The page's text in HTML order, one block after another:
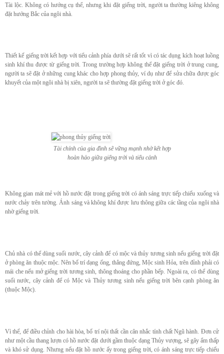
Tài lộc. Không có hướng cụ thể, nhưng khi đặt giếng trời, người ta thường kiêng không
đặt hướng Bắc của ngôi nhà.
Thiết kế giếng trời kết hợp với tiểu cảnh phía dưới sẽ rất tốt vì có tác dụng kích hoạt luồng
sinh khí thu được từ giếng trời. Trong trường hợp không thể đặt giếng trời ở trung cung,
người ta sẽ đặt ở những cung khác cho hợp phong thủy, ví dụ như để sửa chữa được góc
khuyết của một ngôi nhà bị xiên, người ta sẽ thường đặt giếng trời ở góc đó.
Tài chính của gia đình sẽ vững mạnh nhờ kết hợp
hoàn hảo giữa giếng trời và tiểu cảnh
Không gian mát mẻ với hồ nước đặt trong giếng trời có ánh sáng trực tiếp chiếu xuống và
nước chảy trên tường. Ánh sáng và không khí được lưu thông giữa các tầng của ngôi nhà
nhờ giếng trời.
Chủ nhà có thể dùng suối nước, cây cảnh để có mộc và thủy tương sinh nếu giếng trời đặt
ở phòng ăn thuộc mộc. Nên bố trí dạng ống, thẳng đứng, Mộc sinh Hỏa, trên đỉnh phải có
mái che nếu mở giếng trời tương sinh, thông thoáng cho phần bếp. Ngoài ra, có thể dùng
suối nước, cây cảnh để có Mộc và Thủy tương sinh nếu giếng trời bên cạnh phòng ăn
(thuộc Mộc).
Vì thế, để điều chỉnh cho hài hòa, bố trí nội thất cần cân nhắc tính chất Ngũ hành. Đơn cử
như một cầu thang lượn có hồ nước đặt dưới gầm thuộc dạng Thủy vượng, sẽ gây ẩm thấp
và khó sử dụng. Nhưng nếu đặt hồ nước ấy trong giếng trời, có ánh sáng trực tiếp chiếu